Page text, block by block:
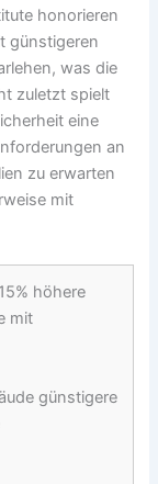
honorieren
günstigeren
was die
zuletzt spielt
eine
an
zu erwarten
mit
höhere
mit
günstigere